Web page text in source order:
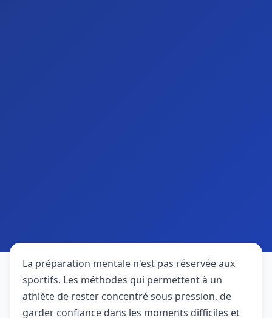
La préparation mentale n'est pas réservée aux
sportifs. Les méthodes qui permettent à un
athlète de rester concentré sous pression, de
garder confiance dans les moments difficiles et